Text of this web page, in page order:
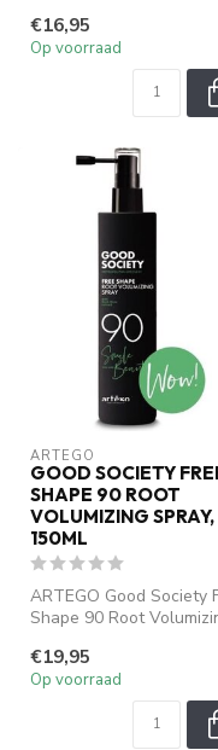
€16,95
Op voorraad
ARTEGO
GOOD SOCIETY
SHAPE 90 ROOT
VOLUMIZING SPRAY,
150ML
ARTEGO Good Society
Shape 90 Root
v...
€19,95
Op voorraad